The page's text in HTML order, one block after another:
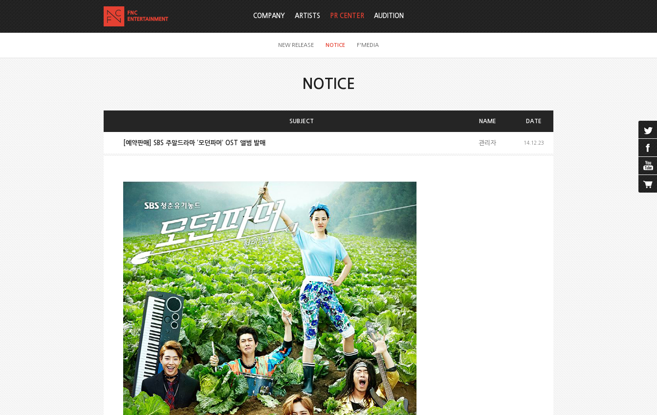
COMPANY ARTISTS PR CENTER
NEW RELEASE NOTICE F'MEDIA
AUDITION
NOTICE
SUBJECT NAME DATE
[예약판매] SBS 주말드라마 ‘모던파머’ OST 앨범 발매 관리자 14.12.23